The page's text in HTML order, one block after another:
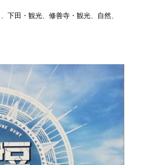
下田・観光 修善寺・観光 自然